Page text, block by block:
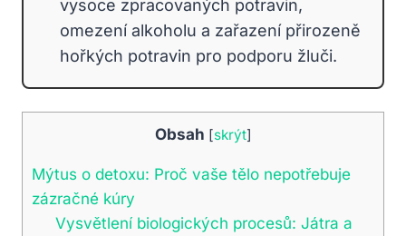
vysoce zpracovaných potravin,
omezení alkoholu a zařazení přirozeně
hořkých potravin pro podporu žluči.
Obsah [skrýt]
Mýtus o detoxu: Proč vaše tělo nepotřebuje
zázračné kúry
Vysvětlení biologických procesů: Játra a